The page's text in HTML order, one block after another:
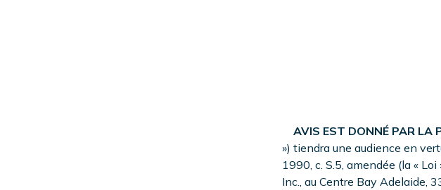
AVIS EST DONNÉ PAR LA
») tiendra une audience en
1990, c. S.5, amendée (la «
Inc., au Centre Bay Adelaide,